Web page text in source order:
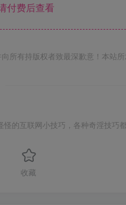
付费后查看
所有持版权者致最深歉意！本站
的互联网小技巧，各种奇淫技巧
收藏